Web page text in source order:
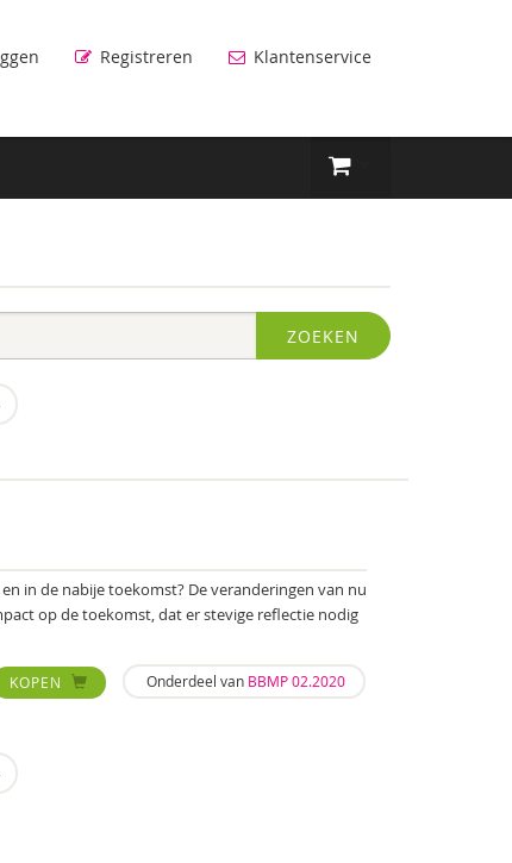
Registreren Klantenservice
ZOEKEN
in de nabije toekomst? De veranderingen van nu
op de toekomst, dat er stevige reflectie nodig
KOPEN Onderdeel van BBMP 02.2020